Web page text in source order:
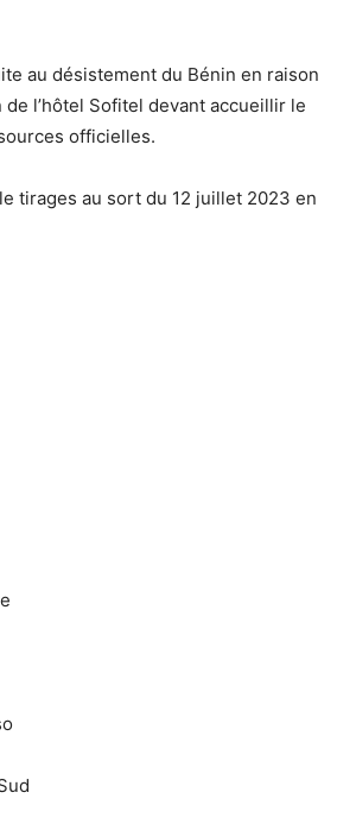
au désistement du Bénin en raison
l’hôtel Sofitel devant accueillir le
officielles.
tirages au sort du 12 juillet 2023 en